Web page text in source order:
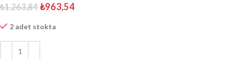
₺1.263,84 ₺963,54
2 adet stokta